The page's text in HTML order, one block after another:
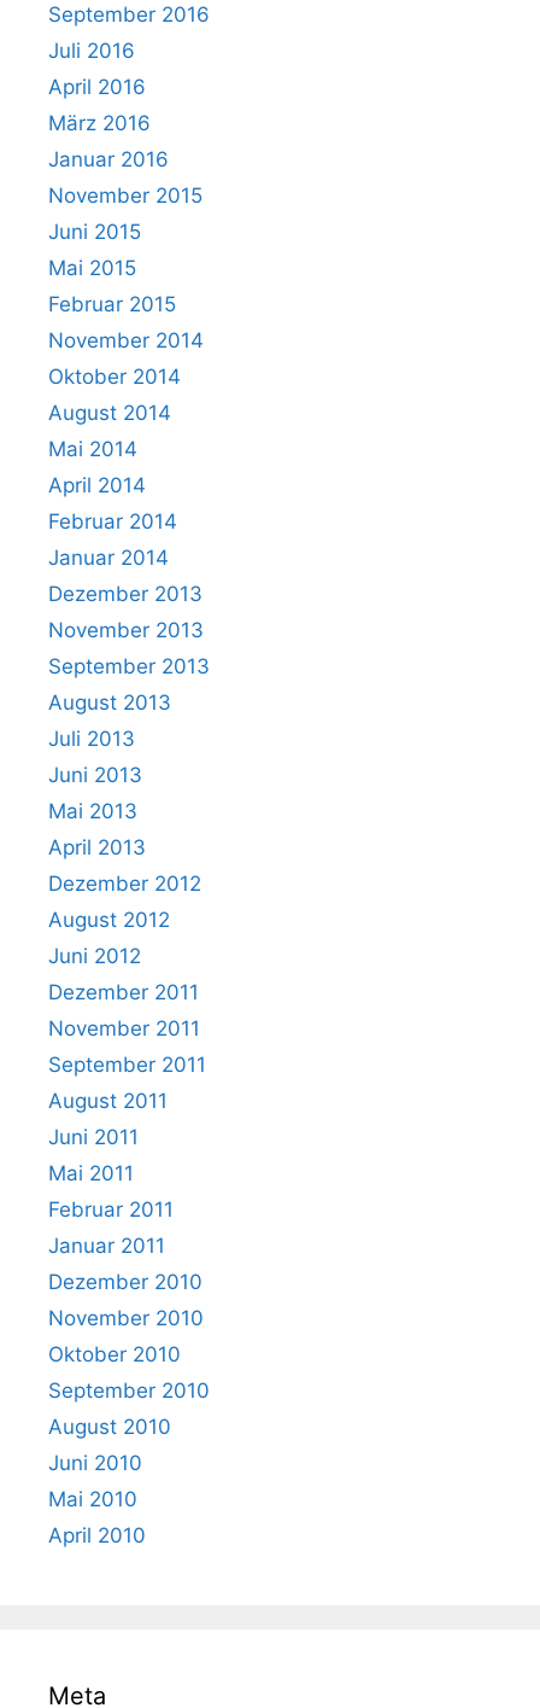
September 2016
Juli 2016
April 2016
März 2016
Januar 2016
November 2015
Juni 2015
Mai 2015
Februar 2015
November 2014
Oktober 2014
August 2014
Mai 2014
April 2014
Februar 2014
Januar 2014
Dezember 2013
November 2013
September 2013
August 2013
Juli 2013
Juni 2013
Mai 2013
April 2013
Dezember 2012
August 2012
Juni 2012
Dezember 2011
November 2011
September 2011
August 2011
Juni 2011
Mai 2011
Februar 2011
Januar 2011
Dezember 2010
November 2010
Oktober 2010
September 2010
August 2010
Juni 2010
Mai 2010
April 2010
Meta